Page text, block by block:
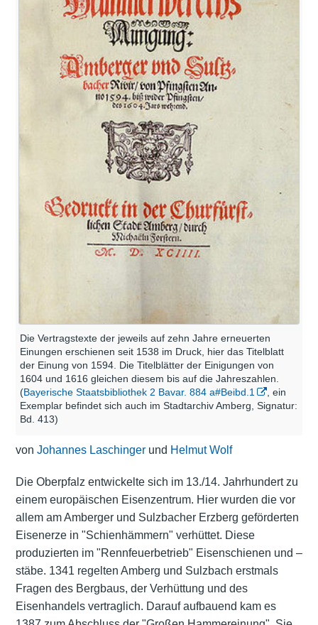
Die Vertragstexte der jeweils auf zehn Jahre erneuerten
Einungen erschienen seit 1538 im Druck, hier das Titelblatt
der Einung von 1594. Die Titelblätter der Einigungen von
1604 und 1616 gleichen diesem bis auf die Jahreszahlen.
(Bayerische Staatsbibliothek 2 Bavar. 884 a#Beibd.1
, ein
Exemplar befindet sich auch im Stadtarchiv Amberg, Signatur:
Bd. 413)
von Johannes Laschingerund Helmut Wolf
Die Oberpfalz entwickelte sich im 13./14. Jahrhundert zu
einem europäischen Eisenzentrum. Hier wurden die vor
allem am Amberger und Sulzbacher Erzberg geförderten
Eisenerze in "Schienhämmern" verhüttet. Diese
produzierten im "Rennfeuerbetrieb" Eisenschienen und –
stäbe. 1341 regelten Amberg und Sulzbach erstmals
Fragen des Bergbaus, der Verhüttung und des
Eisenhandels vertraglich. Darauf aufbauend kam es